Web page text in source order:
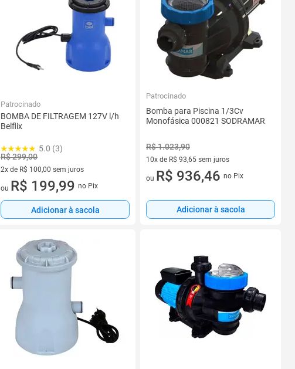
Patrocinado
BOMBA DE FILTRAGEM 127V l/h
Belflix
5.0 (3)
R$ 299,00
2x de R$ 100,00 sem juros
2 vez de R$ 100,00 sem juros
ou R$ 199,99 no Pix
Adicionar à sacola
Patrocinado
Bomba para Piscina 1/3Cv
Monofásica 000821 SODRAMAR
R$ 1.023,90
10x de R$ 93,65 sem juros
10 vez de R$ 93,65 sem juros
ou R$ 936,46 no Pix
Adicionar à sacola